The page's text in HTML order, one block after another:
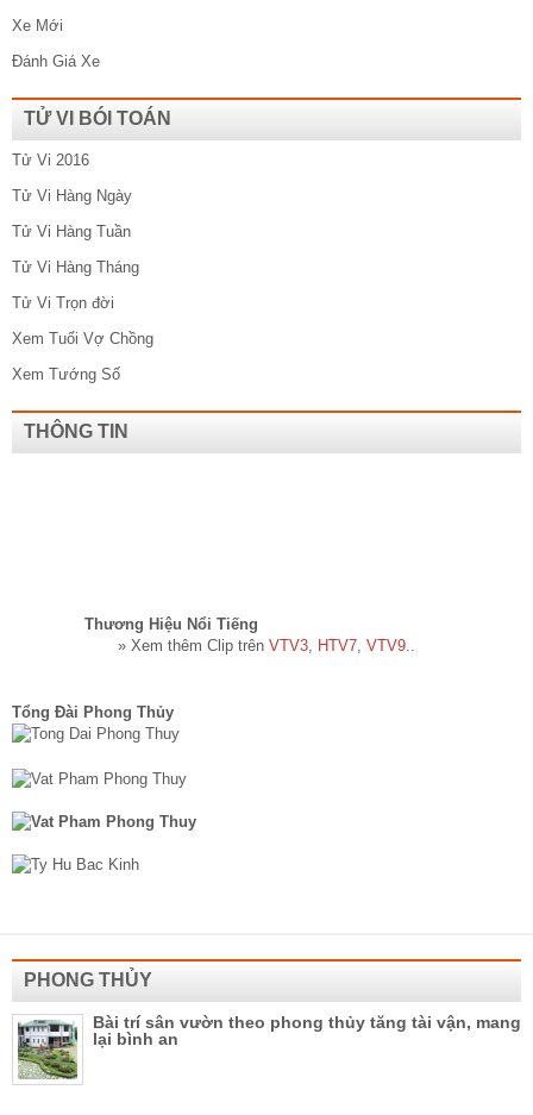
Xe Mới
Đánh Giá Xe
TỬ VI BÓI TOÁN
Tử Vi 2016
Tử Vi Hàng Ngày
Tử Vi Hàng Tuần
Tử Vi Hàng Tháng
Tử Vi Trọn đời
Xem Tuổi Vợ Chồng
Xem Tướng Số
THÔNG TIN
Thương Hiệu Nổi Tiếng​
» Xem thêm Clip trên VTV3 HTV7 VTV9
Tổng Đài Phong Thủy
PHONG THỦY
Bài trí sân vườn theo phong thủy tăng tài vận, mang
lại bình an